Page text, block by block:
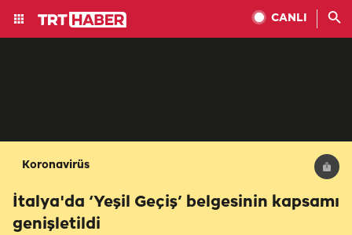
CANLI
Koronavirüs
İtalya'da ‘Yeşil Geçiş’ belgesinin kapsamı
genişletildi